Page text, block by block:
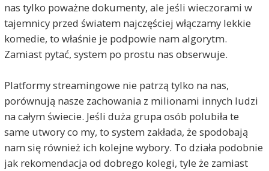
nas tylko poważne dokumenty, ale jeśli wieczorami w
tajemnicy przed światem najczęściej włączamy lekkie
komedie, to właśnie je podpowie nam algorytm.
Zamiast pytać, system po prostu nas obserwuje.
Platformy streamingowe nie patrzą tylko na nas,
porównują nasze zachowania z milionami innych ludzi
na całym świecie. Jeśli duża grupa osób polubiła te
same utwory co my, to system zakłada, że spodobają
nam się również ich kolejne wybory. To działa podobnie
jak rekomendacja od dobrego kolegi, tyle że zamiast